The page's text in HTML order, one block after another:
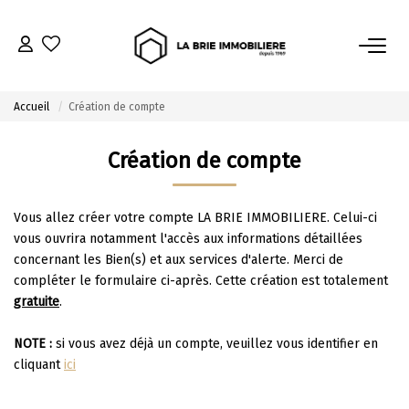
Immobilier Neuf
VENDRE
Le Mandat Premium
Accueil Création de compte
Création de compte
Vous allez créer votre compte LA BRIE IMMOBILIERE. Celui-ci
vous ouvrira notamment l'accès aux informations détaillées
concernant les Bien(s) et aux services d'alerte. Merci de
compléter le formulaire ci-après. Cette création est totalement
gratuite.
NOTE : si vous avez déjà un compte, veuillez vous identifier en
cliquantici